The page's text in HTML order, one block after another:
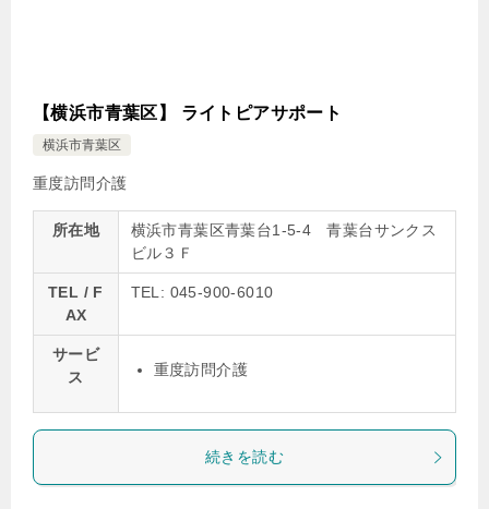
【横浜市青葉区】 ライトピアサポート
横浜市青葉区
重度訪問介護
所在地
横浜市青葉区青葉台1-5-4 青葉台サンクス
ビル３Ｆ
TEL / F
AX
TEL: 045-900-6010
サービ
ス
重度訪問介護
続きを読む